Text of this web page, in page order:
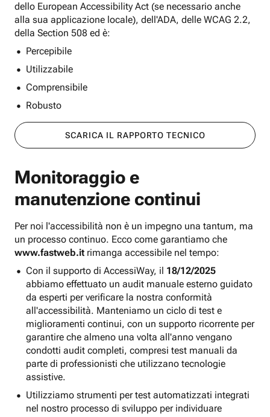
dello European Accessibility Act (se necessario anche
alla sua applicazione locale), dell'ADA, delle WCAG 2.2,
della Section 508 ed è:
Percepibile
Utilizzabile
Comprensibile
Robusto
SCARICA IL RAPPORTO TECNICO
Monitoraggio e
manutenzione continui
Per noi l'accessibilità non è un impegno una tantum, ma
un processo continuo. Ecco come garantiamo che
www.fastweb.it rimanga accessibile nel tempo:
Con il supporto di AccessiWay, il 18/12/2025
abbiamo effettuato un audit manuale esterno guidato
da esperti per verificare la nostra conformità
all'accessibilità. Manteniamo un ciclo di test e
miglioramenti continui, con un supporto ricorrente per
garantire che almeno una volta all'anno vengano
condotti audit completi, compresi test manuali da
parte di professionisti che utilizzano tecnologie
assistive.
Utilizziamo strumenti per test automatizzati integrati
nel nostro processo di sviluppo per individuare